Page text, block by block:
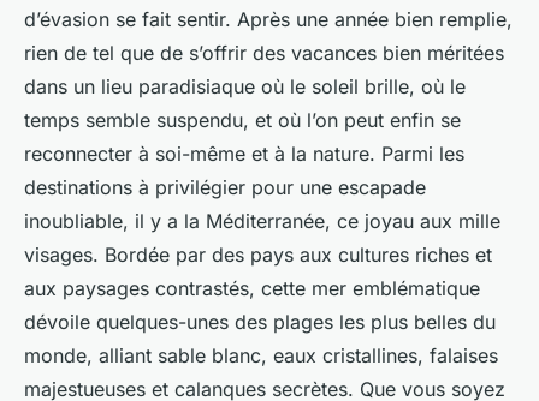
d’évasion se fait sentir. Après une année bien remplie,
rien de tel que de s’offrir des vacances bien méritées
dans un lieu paradisiaque où le soleil brille, où le
temps semble suspendu, et où l’on peut enfin se
reconnecter à soi-même et à la nature. Parmi les
destinations à privilégier pour une escapade
inoubliable, il y a la Méditerranée, ce joyau aux mille
visages. Bordée par des pays aux cultures riches et
aux paysages contrastés, cette mer emblématique
dévoile quelques-unes des plages les plus belles du
monde, alliant sable blanc, eaux cristallines, falaises
majestueuses et calanques secrètes. Que vous soyez